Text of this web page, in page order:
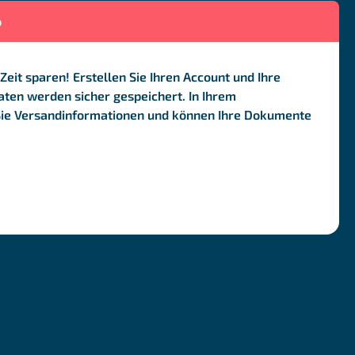
sparen! Erstellen Sie Ihren Account und Ihre
werden sicher gespeichert. In Ihrem
Versandinformationen und können Ihre Dokumente